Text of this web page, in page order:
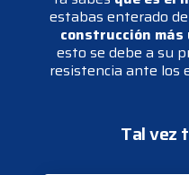
estabas enterado
construcción
esto se debe a su
resistencia ante los
Tal vez